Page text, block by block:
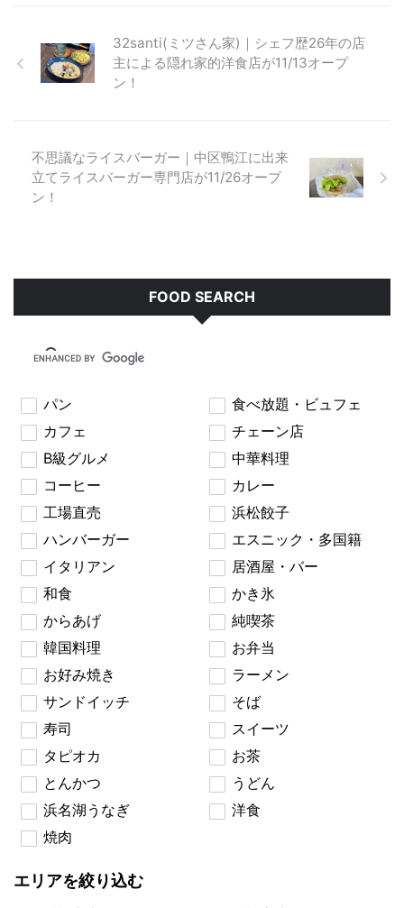
32santi(ミツさん家)｜シェフ歴26年の店
主による隠れ家的洋食店が11/13オープ
ン！
不思議なライスバーガー｜中区鴨江に出来
立てライスバーガー専門店が11/26オープ
ン！
FOOD SEARCH
パン
食べ放題・ビュフェ
カフェ
チェーン店
B級グルメ
中華料理
コーヒー
カレー
工場直売
浜松餃子
ハンバーガー
エスニック・多国籍
イタリアン
居酒屋・バー
和食
かき氷
からあげ
純喫茶
韓国料理
お弁当
お好み焼き
ラーメン
サンドイッチ
そば
寿司
スイーツ
タピオカ
お茶
とんかつ
うどん
浜名湖うなぎ
洋食
焼肉
エリアを絞り込む